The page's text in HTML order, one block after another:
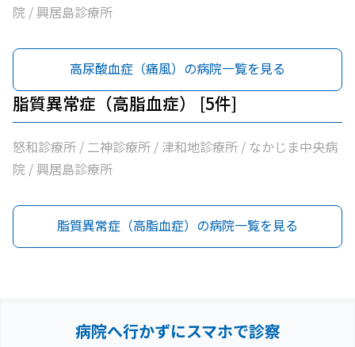
院 / 興居島診療所
高尿酸血症（痛風）の病院一覧を見る
脂質異常症（高脂血症） [5件]
怒和診療所 / 二神診療所 / 津和地診療所 / なかじま中央病
院 / 興居島診療所
脂質異常症（高脂血症）の病院一覧を見る
病院へ行かずにスマホで診察